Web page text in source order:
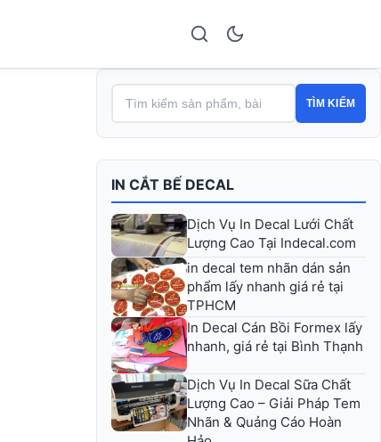
TÌM KIẾM
IN CẮT BẾ DECAL
Dịch Vụ In Decal Lưới Chất
Lượng Cao Tại Indecal.com
in decal tem nhãn dán sản
phẩm lấy nhanh giá rẻ tại
TPHCM
In Decal Cán Bồi Formex lấy
nhanh, giá rẻ tại Bình Thạnh
Dịch Vụ In Decal Sữa Chất
Lượng Cao – Giải Pháp Tem
Nhãn & Quảng Cáo Hoàn